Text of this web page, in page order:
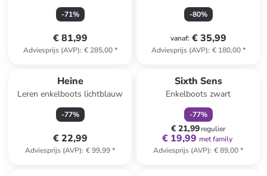
-71%
€ 81,99
Adviesprijs (AVP): € 285,00*
-80%
vanaf: € 35,99
Adviesprijs (AVP): € 180,00*
Heine
Leren enkelboots lichtblauw
-77%
€ 22,99
Adviesprijs (AVP): € 99,99*
Sixth Sens
Enkelboots zwart
-77%
€ 21,99regulier
€ 19,99 met family
Adviesprijs (AVP): € 89,00*